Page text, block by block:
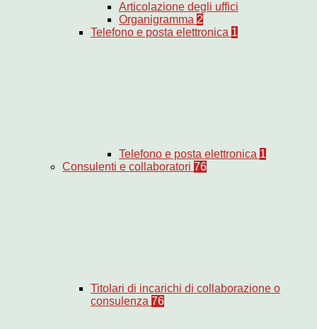
Articolazione degli uffici
Organigramma 2
Telefono e posta elettronica 1
Telefono e posta elettronica 1
Consulenti e collaboratori 76
Titolari di incarichi di collaborazione o
consulenza 76